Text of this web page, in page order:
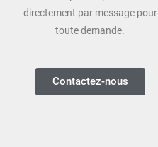
directement par message pour
toute demande.
Contactez-nous